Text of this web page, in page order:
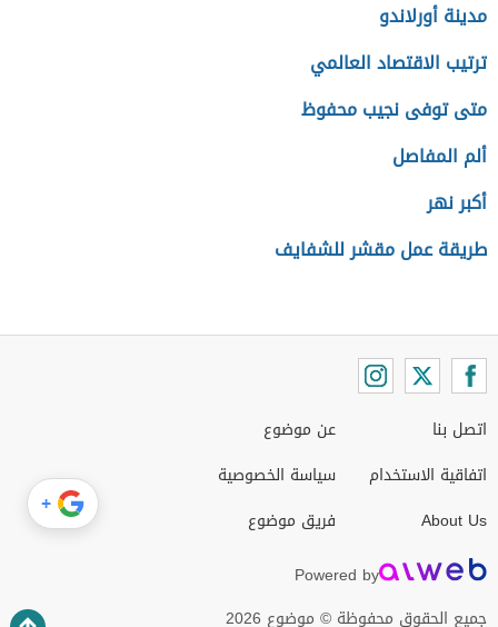
مدينة أورلاندو
ترتيب الاقتصاد العالمي
متى توفى نجيب محفوظ
ألم المفاصل
أكبر نهر
طريقة عمل مقشر للشفايف
اتصل بنا
اتفاقية الاستخدام
About Us
عن موضوع
سياسة الخصوصية
فريق موضوع
Powered by
جميع الحقوق محفوظة © موضوع 2026
+